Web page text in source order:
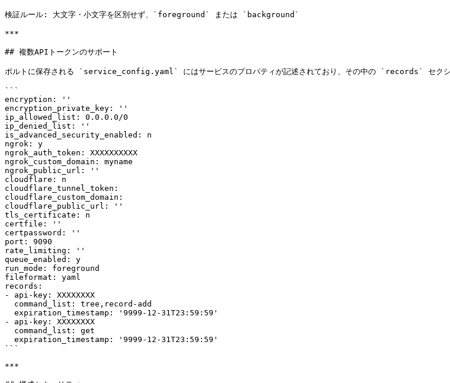
検証ルール: 大文字・小文字を区別せず、`foreground` または `background`
***
## 複数APIトークンのサポート
ボルトに保存される `service_config.yaml` にはサービスのプロパティが記述されており、その中の `records` セクショ
```
encryption: ''
encryption_private_key: ''
ip_allowed_list: 0.0.0.0/0
ip_denied_list: ''
is_advanced_security_enabled: n
ngrok: y
ngrok_auth_token: XXXXXXXXXX
ngrok_custom_domain: myname
ngrok_public_url: ''
cloudflare: n
cloudflare_tunnel_token:
cloudflare_custom_domain:
cloudflare_public_url: ''
tls_certificate: n
certfile: ''
certpassword: ''
port: 9090
rate_limiting: ''
queue_enabled: y
run_mode: foreground
fileformat: yaml
records:
- api-key: XXXXXXXX
- api-key: XXXXXXXX
```
***